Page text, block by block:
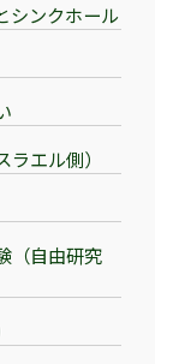
シンクホール
エル側）
（自由研究